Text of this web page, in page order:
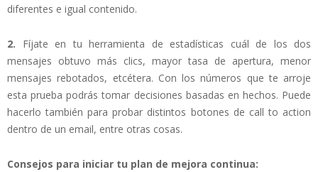
diferentes e igual contenido.
2. Fíjate en tu herramienta de estadísticas cuál de los dos
mensajes obtuvo más clics, mayor tasa de apertura, menor
mensajes rebotados, etcétera. Con los números que te arroje
esta prueba podrás tomar decisiones basadas en hechos. Puede
hacerlo también para probar distintos botones de call to action
dentro de un email, entre otras cosas.
Consejos para iniciar tu plan de mejora continua: